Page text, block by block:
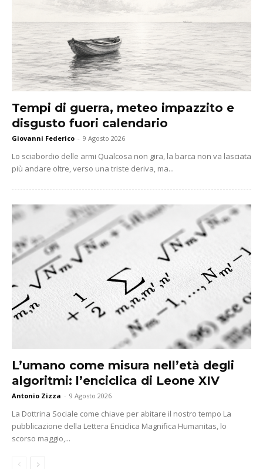
Tempi di guerra, meteo impazzito e
disgusto fuori calendario
Giovanni Federico - 9 Agosto 2026
Lo sciabordio delle armi Qualcosa non gira, la barca non va lasciata
più andare oltre, verso una triste deriva, ma...
L’umano come misura nell’età degli
algoritmi: l’enciclica di Leone XIV
Antonio Zizza - 9 Agosto 2026
La Dottrina Sociale come chiave per abitare il nostro tempo La
pubblicazione della Lettera Enciclica Magnifica Humanitas, lo
scorso maggio,...